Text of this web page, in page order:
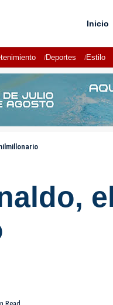
Inicio
Deportes Estilo